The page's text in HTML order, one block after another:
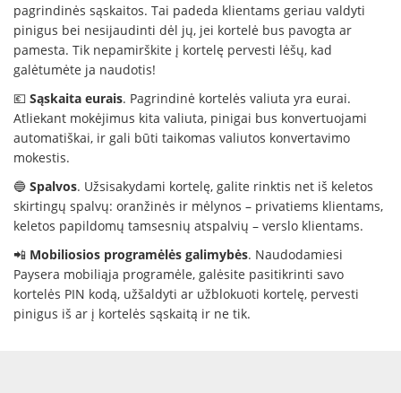
pagrindinės sąskaitos. Tai padeda klientams geriau valdyti
pinigus bei nesijaudinti dėl jų, jei kortelė bus pavogta ar
pamesta. Tik nepamirškite į kortelę pervesti lėšų, kad
galėtumėte ja naudotis!
💶 Sąskaita eurais. Pagrindinė kortelės valiuta yra eurai.
Atliekant mokėjimus kita valiuta, pinigai bus konvertuojami
automatiškai, ir gali būti taikomas valiutos konvertavimo
mokestis.
🔵 Spalvos. Užsisakydami kortelę, galite rinktis net iš keletos
skirtingų spalvų: oranžinės ir mėlynos – privatiems klientams,
keletos papildomų tamsesnių atspalvių – verslo klientams.
📲 Mobiliosios programėlės galimybės. Naudodamiesi
Paysera mobiliąja programėle, galėsite pasitikrinti savo
kortelės PIN kodą, užšaldyti ar užblokuoti kortelę, pervesti
pinigus iš ar į kortelės sąskaitą ir ne tik.